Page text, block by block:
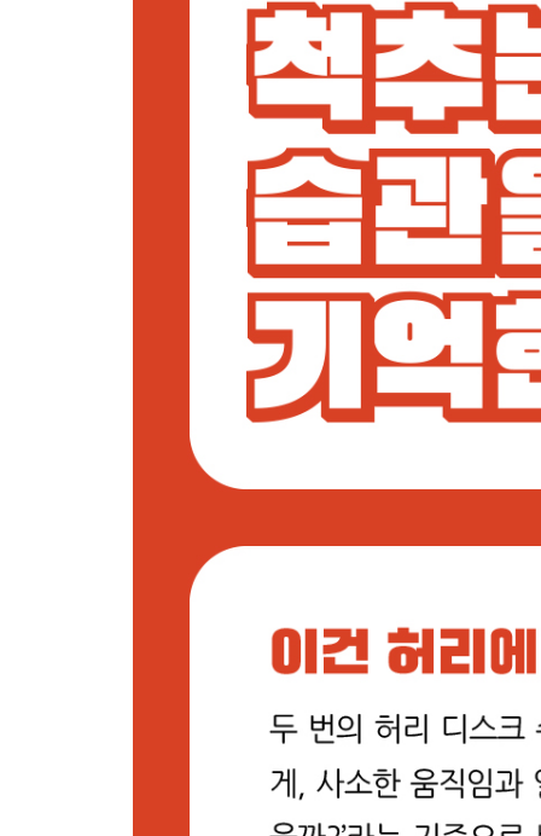
백세 시대의 명암 | 고령화 시대에 허리 건강에 대
일기예보보다 정확한 허리
관절 질환자가 더 잘 느끼는 기상 민감성 | 아픈 것
그렇게 태어난 건데…
유전적인 요인 vs 식습관과 운동 습관 | 결국 후천
수술하길 잘했다
잊지 못할 첫 수술의 추억 | 이제 더 이상 수술이 두
육아의 시작과 함께 온 허리 통증
육아와 병행한 허리 치료 | 허리에 무리였던 아이
이어달리기에 대한 아픈 추억 | 손꼽아 기다렸던
[연구원 TIP] Life with 디스크: 후성유전학으로 다
5. 허리만큼 중요한 목 이야기
불청객의 등장
등이 아니라 목이 문제의 원인 | 경추 전만을 유지
목의 통증은 내 몸을 되돌아보라는 신호 | 첫 번째
몸이 버티는 방식
담은 디스크가 보내는 초기 경보음 | 담은 한순간
몸을 바로 세우는 하루 루틴
수면은 최고의 치료제 | 몸을 바로 세우는 하루 루틴
[연구원 TIP] 허리만큼 중요한 목 이야기: 도미노를